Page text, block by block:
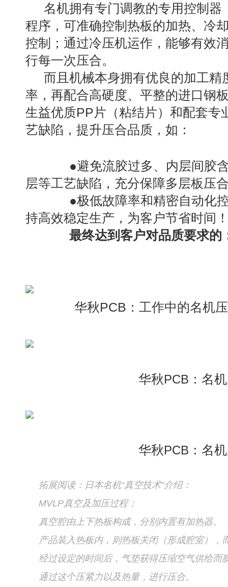
名机拥有专门调教的专用控制
程序，可准确控制热板的加热、冷
控制；通过冷压机运作，能够有效
行每一次压合。
而且机械本身拥有优良的加工精
率，再配合高硬度、平整的进口钢
生益优质PP片（粘结片）和配套专
艺缺陷，提升压合品质， 如：
●避免流胶过多、内层间胶含
层等工艺缺陷，充分保障多层板压
●极低故障率和精密自动化控
持高效稳定生产，为客户节省时间
最终达到客户对品质要求的
华秋PCB：工作中的名机
华秋PCB ：名
华秋PCB ：名
拓展阅读：日本名机“真空技术”介绍：
MVLP真空及加压过程：
真空腔由上下热板构成，分别内置有加热器。
产品装入热板内，则热板关闭（形成腔室），
经过设定的时间后，气垫获得压缩空气供给而
通过这个压紧力以及热量，进行压合。